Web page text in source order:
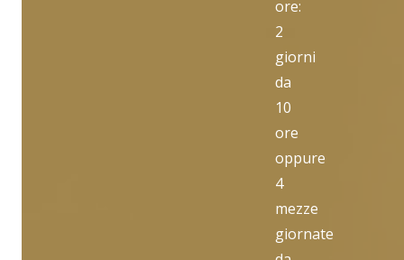
ore:
2
giorni
da
10
ore
oppure
4
mezze
giornate